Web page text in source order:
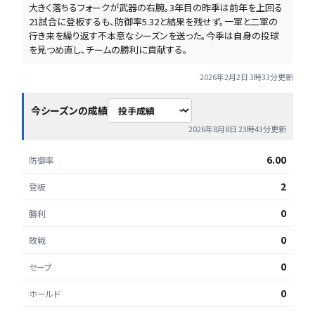
大きく落ちるフォークが武器の右腕。3年目の昨季は前年を上回る
21試合に登板するも、防御率5.32と結果を残せず。一軍と二軍の
行き来を繰り返す不本意なシーズンを送った。今季は自身の投球
を見つめ直し、チームの勝利に貢献する。
2026年2月2日 3時33分更新
今シーズンの成績
2026年8月8日 23時43分更新
防御率 6.00
登板 2
勝利 0
敗戦 0
セーブ 0
ホールド 0